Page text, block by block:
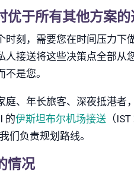
优于所有其他方案
时刻，需要您在时间压力
人接送将这些决策点全部
是您。
庭、年长旅客、深夜抵港
的伊斯坦布尔机场接送 （
们负责规划路线。
情况